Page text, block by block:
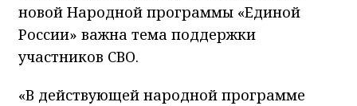
новой Народной программы «Единой
России» важна тема поддержки
участников СВО.
«В действующей народной программе